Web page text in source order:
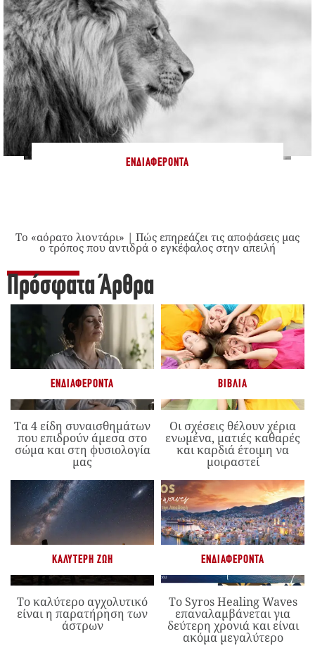
ΕΝΔΙΑΦΈΡΟΝΤΑ
Το «αόρατο λιοντάρι» | Πώς επηρεάζει τις αποφάσεις μας
ο τρόπος που αντιδρά ο εγκέφαλος στην απειλή
Πρόσφατα Άρθρα
ΕΝΔΙΑΦΈΡΟΝΤΑ
Τα 4 είδη συναισθημάτων
που επιδρούν άμεσα στο
σώμα και στη φυσιολογία
μας
ΒΙΒΛΊΑ
Οι σχέσεις θέλουν χέρια
ενωμένα, ματιές καθαρές
και καρδιά έτοιμη να
μοιραστεί
ΚΑΛΎΤΕΡΗ ΖΩΉ
Το καλύτερο αγχολυτικό
είναι η παρατήρηση των
άστρων
ΕΝΔΙΑΦΈΡΟΝΤΑ
Το Syros Healing Waves
επαναλαμβάνεται για
δεύτερη χρονιά και είναι
ακόμα μεγαλύτερο